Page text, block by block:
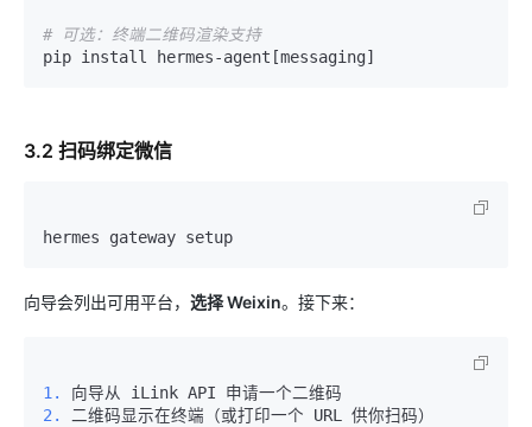
# 可选：终端二维码渲染支持
3.2 扫码绑定微信
向导会列出可用平台， 选择 Weixin。接下来：
1.
2.